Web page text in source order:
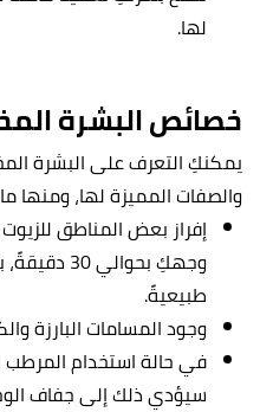
لها.
خصائص البشرة
يمكنكِ التعرف على البشرة
والصفات المميزة لها، ومنها
إفراز بعض المناطق
وجهكِ
طبيعيةً.
وجود المسامات البارزة
في حالة استخدام المرطب
سيؤدي ذلك إلى جفاف